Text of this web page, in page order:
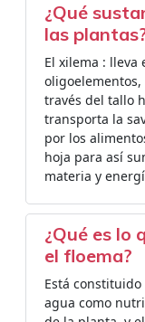
¿Qué
las
El xilema : lleva
oligoelementos,
través del tallo
transporta la
por los
hoja para así
materia y
¿Qué es lo
el floema?
Está
agua como